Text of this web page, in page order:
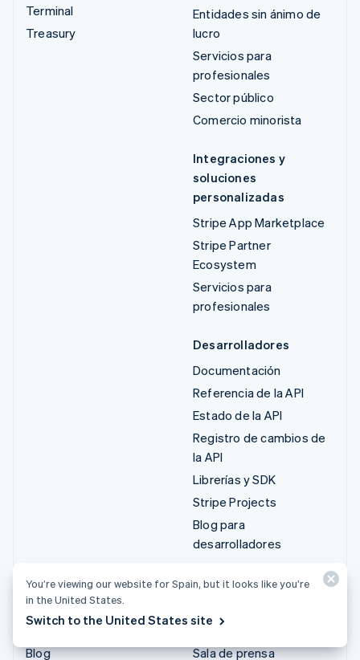
Terminal
Treasury
Entidades sin ánimo de
lucro
Servicios para
profesionales
Sector público
Comercio minorista
Integraciones y
soluciones
personalizadas
Stripe App Marketplace
Stripe Partner
Ecosystem
Servicios para
profesionales
Desarrolladores
Documentación
Referencia de la API
Estado de la API
Registro de cambios de
la API
Librerías y SDK
Stripe Projects
Blog para
desarrolladores
Recursos
Guías
Historias de clientes
Blog
Empresa
Empleo
Sala de prensa
You’re viewing our website for Spain, but it looks like you’re
in the United States.
Switch to the United States site